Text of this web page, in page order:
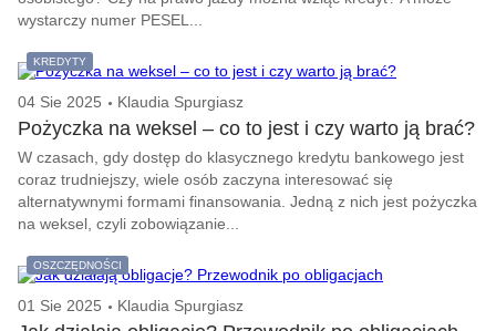
wystarczy numer PESEL...
KREDYTY
04 Sie 2025 Klaudia Spurgiasz
Pożyczka na weksel – co to jest i czy warto ją brać?
W czasach, gdy dostęp do klasycznego kredytu bankowego jest
coraz trudniejszy, wiele osób zaczyna interesować się
alternatywnymi formami finansowania. Jedną z nich jest pożyczka
na weksel, czyli zobowiązanie...
OSZCZĘDNOŚCI
01 Sie 2025 Klaudia Spurgiasz